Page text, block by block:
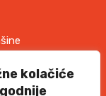
kolačiće